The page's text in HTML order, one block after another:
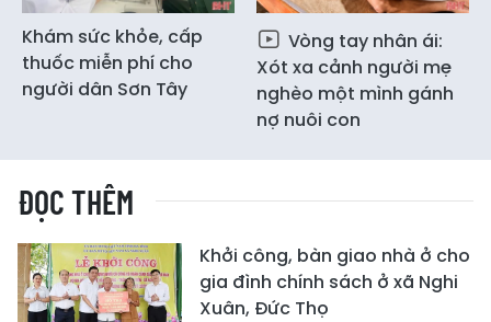
Khám sức khỏe, cấp
thuốc miễn phí cho
người dân Sơn Tây
Vòng tay nhân ái:
Xót xa cảnh người mẹ
nghèo một mình gánh
nợ nuôi con
ĐỌC THÊM
Khởi công, bàn giao nhà ở cho
gia đình chính sách ở xã Nghi
Xuân, Đức Thọ